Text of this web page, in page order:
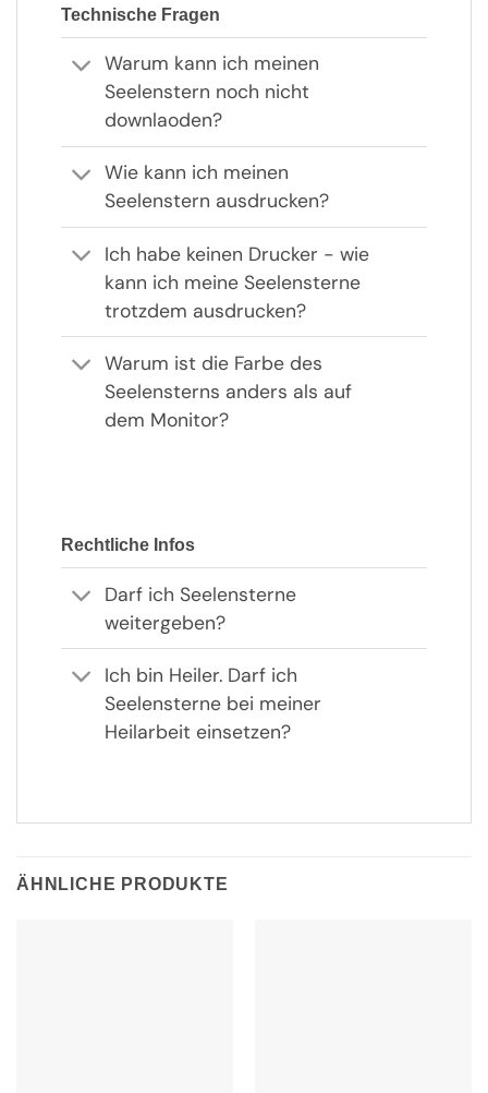
Technische Fragen
Warum kann ich meinen
Seelenstern noch nicht
downlaoden?
Wie kann ich meinen
Seelenstern ausdrucken?
Ich habe keinen Drucker - wie
kann ich meine Seelensterne
trotzdem ausdrucken?
Warum ist die Farbe des
Seelensterns anders als auf
dem Monitor?
Rechtliche Infos
Darf ich Seelensterne
weitergeben?
Ich bin Heiler. Darf ich
Seelensterne bei meiner
Heilarbeit einsetzen?
ÄHNLICHE PRODUKTE